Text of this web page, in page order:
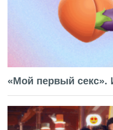
«Мой первый секс».